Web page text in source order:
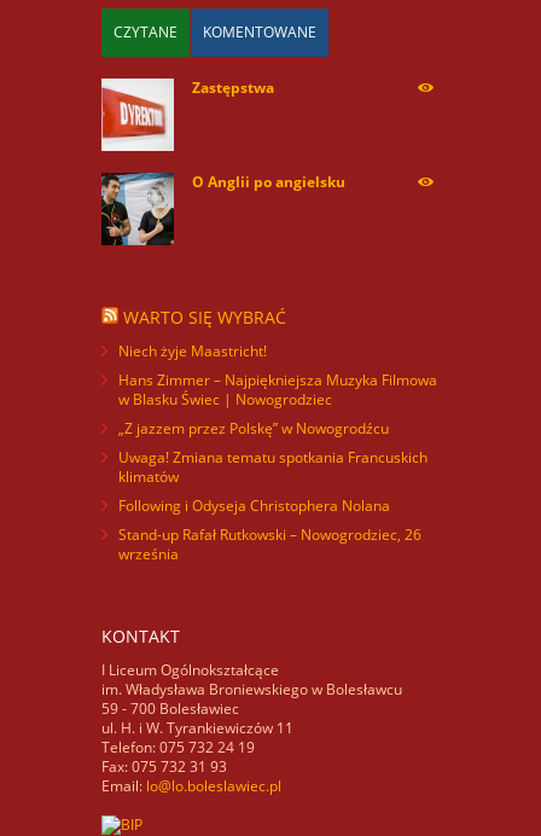
CZYTANE KOMENTOWANE
Zastępstwa
O Anglii po angielsku
WARTO SIĘ WYBRAĆ
Niech żyje Maastricht!
Hans Zimmer – Najpiękniejsza Muzyka Filmowa
w Blasku Świec | Nowogrodziec
„Z jazzem przez Polskę” w Nowogrodźcu
Uwaga! Zmiana tematu spotkania Francuskich
klimatów
Following i Odyseja Christophera Nolana
Stand-up Rafał Rutkowski – Nowogrodziec, 26
września
KONTAKT
I Liceum Ogólnokształcące
im. Władysława Broniewskiego w Bolesławcu
59 - 700 Bolesławiec
ul. H. i W. Tyrankiewiczów 11
Telefon: 075 732 24 19
Fax: 075 732 31 93
Email: lo@lo.boleslawiec.pl